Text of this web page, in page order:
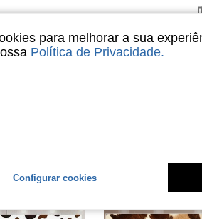
Avaliações
para melhorar a sua
Política de Privacidade.
Configurar cookies